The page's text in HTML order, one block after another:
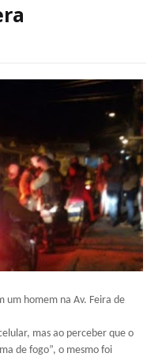
um homem na Av. Feira de
mas ao perceber que o
de fogo”, o mesmo foi